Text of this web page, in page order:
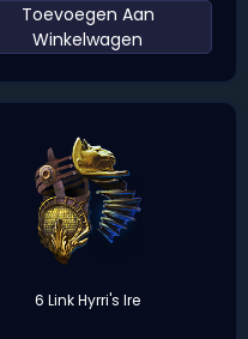
‌Toevoegen Aan
Winkelwagen‌
6 Link Hyrri's Ire